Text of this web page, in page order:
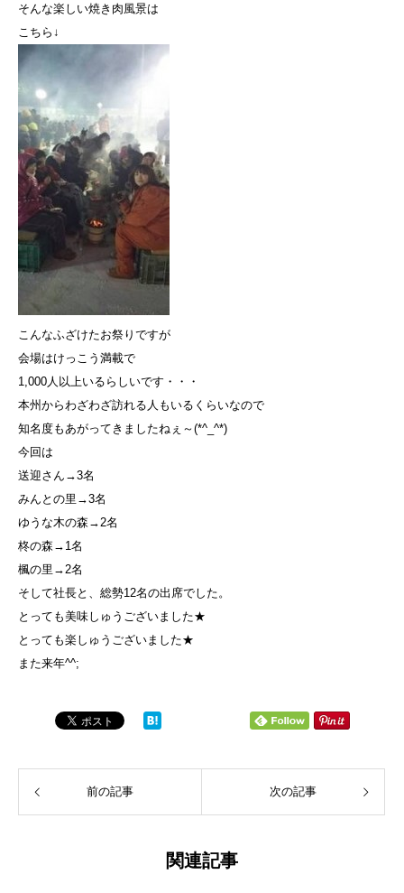
そんな楽しい焼き肉風景は
こちら↓
こんなふざけたお祭りですが
会場はけっこう満載で
1,000人以上いるらしいです・・・
本州からわざわざ訪れる人もいるくらいなので
知名度もあがってきましたねぇ～(*^_^*)
今回は
送迎さん→3名
みんとの里→3名
ゆうな木の森→2名
柊の森→1名
楓の里→2名
そして社長と、総勢12名の出席でした。
とっても美味しゅうございました★
とっても楽しゅうございました★
また来年^^;
前の記事 次の記事
関連記事